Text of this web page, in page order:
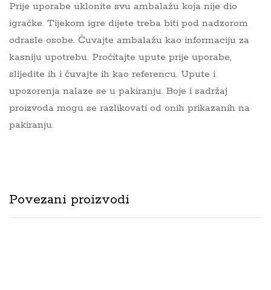
Prije uporabe uklonite svu ambalažu koja nije dio
igračke. Tijekom igre dijete treba biti pod nadzorom
odrasle osobe. Čuvajte ambalažu kao informaciju za
kasniju upotrebu. Pročitajte upute prije uporabe,
slijedite ih i čuvajte ih kao referencu. Upute i
upozorenja nalaze se u pakiranju. Boje i sadržaj
proizvoda mogu se razlikovati od onih prikazanih na
pakiranju.
Povezani proizvodi